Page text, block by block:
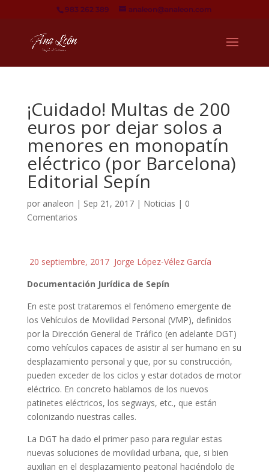
983 262 389 analeon@analeon.com
¡Cuidado! Multas de 200
euros por dejar solos a
menores en monopatín
eléctrico (por Barcelona)
Editorial Sepín
por analeon | Sep 21, 2017| Noticias | 0
Comentarios
20 septiembre, 2017 Jorge López-Vélez García
Documentación Jurídica de Sepín
En este post trataremos el fenómeno emergente de
los Vehículos de Movilidad Personal (VMP), definidos
por la Dirección General de Tráfico (en adelante DGT)
como vehículos capaces de asistir al ser humano en su
desplazamiento personal y que, por su construcción,
pueden exceder de los ciclos y estar dotados de motor
eléctrico. En concreto hablamos de los nuevos
patinetes eléctricos, los segways, etc., que están
colonizando nuestras calles.
La DGT ha dado el primer paso para regular estas
nuevas soluciones de movilidad urbana, que, si bien
auxilian en el desplazamiento peatonal haciéndolo de